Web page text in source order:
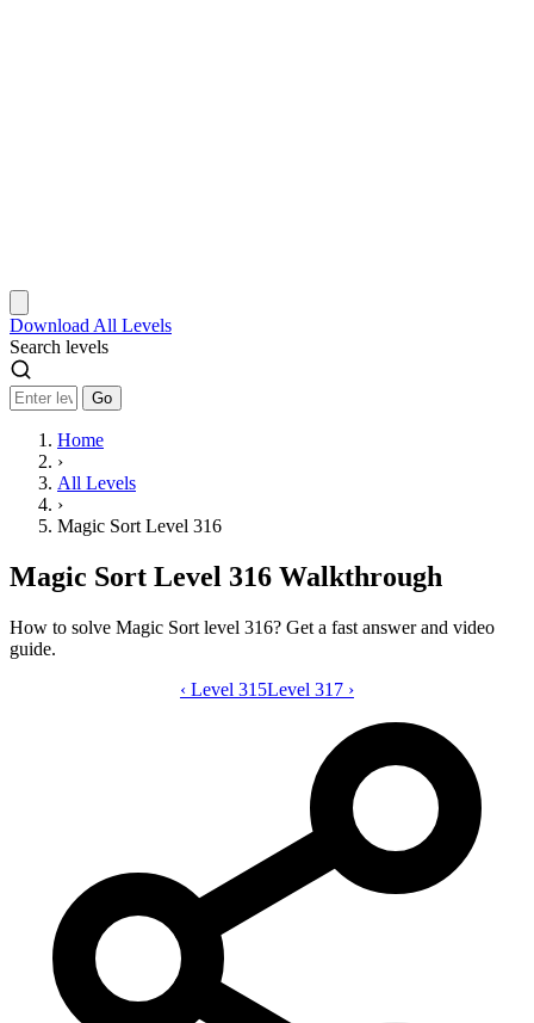
Download All Levels
Search levels
Go
Home
›
All Levels
›
Magic Sort Level 316
Magic Sort Level 316 Walkthrough
How to solve Magic Sort level 316? Get a fast answer and video
guide.
Magic Sort level 316 video guide
‹ Level 315Level 317 ›